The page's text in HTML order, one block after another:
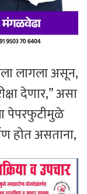
लागला असून,
देणार,” असा
पेपरफुटीमुळे
होत असताना,